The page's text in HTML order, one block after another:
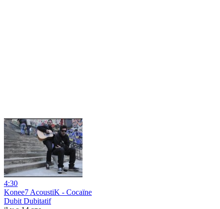
4:30
Konee7 AcoustiK - Cocaïne
Dubit Dubitatif